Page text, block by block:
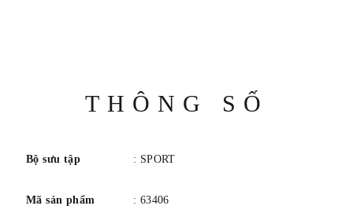
THÔNG SỐ
Bộ sưu tập : SPORT
Mã sản phẩm : 63406